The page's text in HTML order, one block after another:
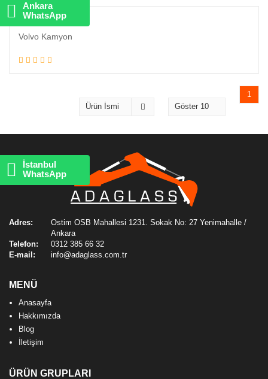
İstanbul
WhatsApp
Ankara
WhatsApp
Volvo Kamyon
1
Adres:
Ostim OSB Mahallesi 1231. Sokak No: 27 Yenimahalle /
Ankara
Telefon:
0312 385 66 32
E-mail:
info@adaglass.com.tr
MENÜ
Anasayfa
Hakkımızda
Blog
İletişim
ÜRÜN GRUPLARI